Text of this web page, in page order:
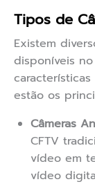
Tipos de
Existem
disponíveis
estão os
Câmeras
CFTV
vídeo em
vídeo